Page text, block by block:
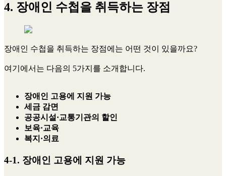
4. 장애인 수첩을 취득하는 장점
장애인 수첩을 취득하는 장점에는 어떤 것이 있을까요?
여기에서는 다음의 5가지를 소개합니다.
장애인 고용에 지원 가능
세금 감면
공공시설·교통기관의 할인
보육·교육
복지·의료
4-1. 장애인 고용에 지원 가능